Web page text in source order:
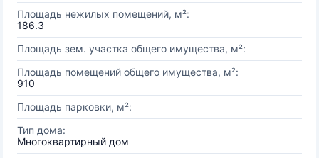
Площадь нежилых помещений, м²:
186.3
Площадь зем. участка общего имущества, м²:
Площадь помещений общего имущества, м²:
910
Площадь парковки, м²:
Тип дома:
Многоквартирный дом